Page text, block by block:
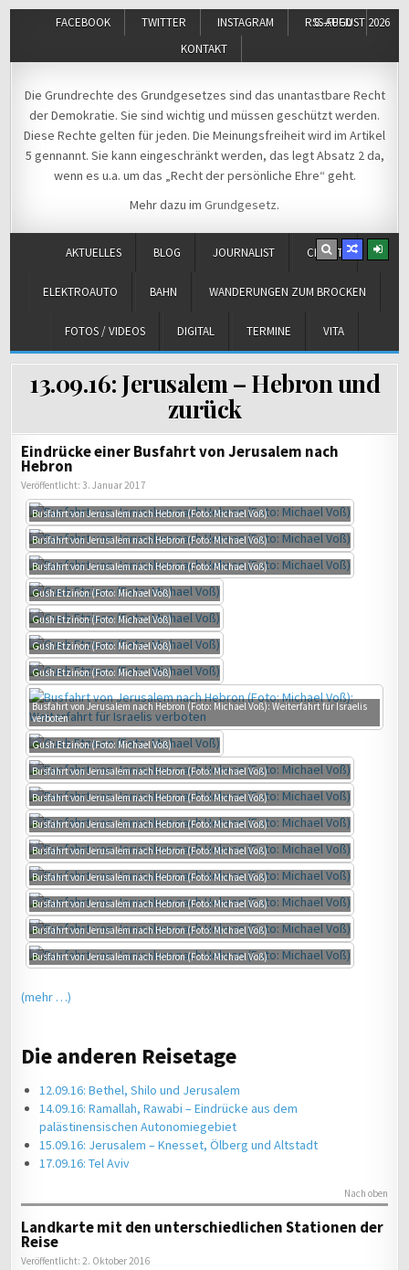
FACEBOOK TWITTER INSTAGRAM
RSS-FEED
KONTAKT
8. AUGUST 2026
Michael Voß
Die Grundrechte des Grundgesetzes sind das unantastbare Recht
der Demokratie. Sie sind wichtig und müssen geschützt werden.
Diese Rechte gelten für jeden. Die Meinungsfreiheit wird im Artikel
5 gennannt. Sie kann eingeschränkt werden, das legt Absatz 2 da,
wenn es u.a. um das „Recht der persönliche Ehre“ geht.
Mehr dazu im Grundgesetz.
AKTUELLES BLOG JOURNALIST CHRIST
ELEKTROAUTO BAHN WANDERUNGEN ZUM BROCKEN
FOTOS / VIDEOS DIGITAL TERMINE VITA
13.09.16: Jerusalem – Hebron und
zurück
Eindrücke einer Busfahrt von Jerusalem nach
Hebron
Veröffentlicht: 3. Januar 2017
Busfahrt von Jerusalem nach Hebron (Foto: Michael Voß)
Busfahrt von Jerusalem nach Hebron (Foto: Michael Voß)
Busfahrt von Jerusalem nach Hebron (Foto: Michael Voß)
Gush Etzinon (Foto: Michael Voß)
Gush Etzinon (Foto: Michael Voß)
Gush Etzinon (Foto: Michael Voß)
Gush Etzinon (Foto: Michael Voß)
Busfahrt von Jerusalem nach Hebron (Foto: Michael Voß): Weiterfahrt für Israelis
verboten
Gush Etzinon (Foto: Michael Voß)
Busfahrt von Jerusalem nach Hebron (Foto: Michael Voß)
Busfahrt von Jerusalem nach Hebron (Foto: Michael Voß)
Busfahrt von Jerusalem nach Hebron (Foto: Michael Voß)
Busfahrt von Jerusalem nach Hebron (Foto: Michael Voß)
Busfahrt von Jerusalem nach Hebron (Foto: Michael Voß)
Busfahrt von Jerusalem nach Hebron (Foto: Michael Voß)
Busfahrt von Jerusalem nach Hebron (Foto: Michael Voß)
Busfahrt von Jerusalem nach Hebron (Foto: Michael Voß)
(mehr …)
Die anderen Reisetage
12.09.16: Bethel, Shilo und Jerusalem
14.09.16: Ramallah, Rawabi – Eindrücke aus dem
palästinensischen Autonomiegebiet
15.09.16: Jerusalem – Knesset, Ölberg und Altstadt
17.09.16: Tel Aviv
Nach oben
Landkarte mit den unterschiedlichen Stationen der
Reise
Veröffentlicht: 2. Oktober 2016